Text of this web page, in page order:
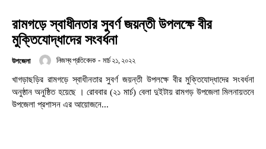
রামগড়ে স্বাধীনতার সুবর্ণ জয়ন্তী উপলক্ষে বীর
মুক্তিযোদ্ধাদের সংবর্ধনা
উপজেলা নিজস্ব প্রতিবেদক - মার্চ ২১, ২০২২
খাগড়াছড়ির রামগড়ে স্বাধীনতার সুবর্ণ জয়ন্তী উপলক্ষে বীর মুক্তিযোদ্ধাদের সংবর্ধনা
অনুষ্ঠান অনুষ্ঠিত হয়েছে । রোববার (২১ মার্চ) বেলা দুইটায় রামগড় উপজেলা মিলনায়তনে
উপজেলা প্রশাসন এর আয়োজনে...